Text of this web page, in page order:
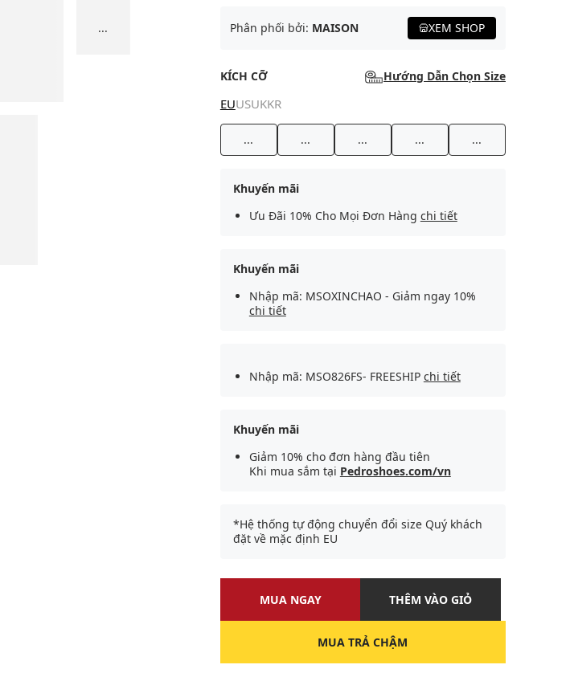
... Phân phối bởi: MAISON XEM SHOP
KÍCH CỠ Hướng Dẫn Chọn Size
EUUSUKKR
... ... ... ... ...
Khuyến mãi
Ưu Đãi 10% Cho Mọi Đơn Hàng chi tiết
Khuyến mãi
Nhập mã: MSOXINCHAO - Giảm ngay 10%
chi tiết
Nhập mã: MSO826FS- FREESHIP chi tiết
Khuyến mãi
Giảm 10% cho đơn hàng đầu tiên
Khi mua sắm tại Pedroshoes.com/vn
*Hệ thống tự động chuyển đổi size Quý khách
đặt về mặc định EU
MUA NGAY THÊM VÀO GIỎ
MUA TRẢ CHẬM